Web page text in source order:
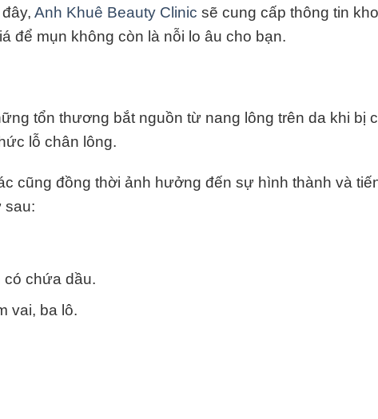
Anh Khuê Beauty Clinic sẽ cung cấp thông tin
để mụn không còn là nỗi lo âu cho bạn.
tổn thương bắt nguồn từ nang lông trên da khi bị
lỗ chân lông.
cũng đồng thời ảnh hưởng đến sự hình thành và
sau:
có chứa dầu.
vai, ba lô.